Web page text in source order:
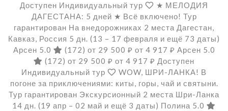
Доступен Индивидуальный тур
★ МЕЛОДИЯ
ДАГЕСТАНА: 5 дней ★ Всё включено! Тур
гарантирован На внедорожниках 2 места Дагестан,
Кавказ, Россия 5 дн. (13 – 17 февраля и ещё 73 даты)
Арсен 5.0
(172) от 29 500 ₽ от 4 917 ₽ Арсен 5.0
(172) от 29 500 ₽ от 4 917 ₽ Доступен
Индивидуальный тур
WOW, ШРИ-ЛАНКА! В
погоне за приключениями: киты, горы, чай и святыни.
Тур гарантирован Экскурсионный 2 места Шри-Ланка
14 дн. (19 апр – 02 май и ещё 3 даты) Полина 5.0